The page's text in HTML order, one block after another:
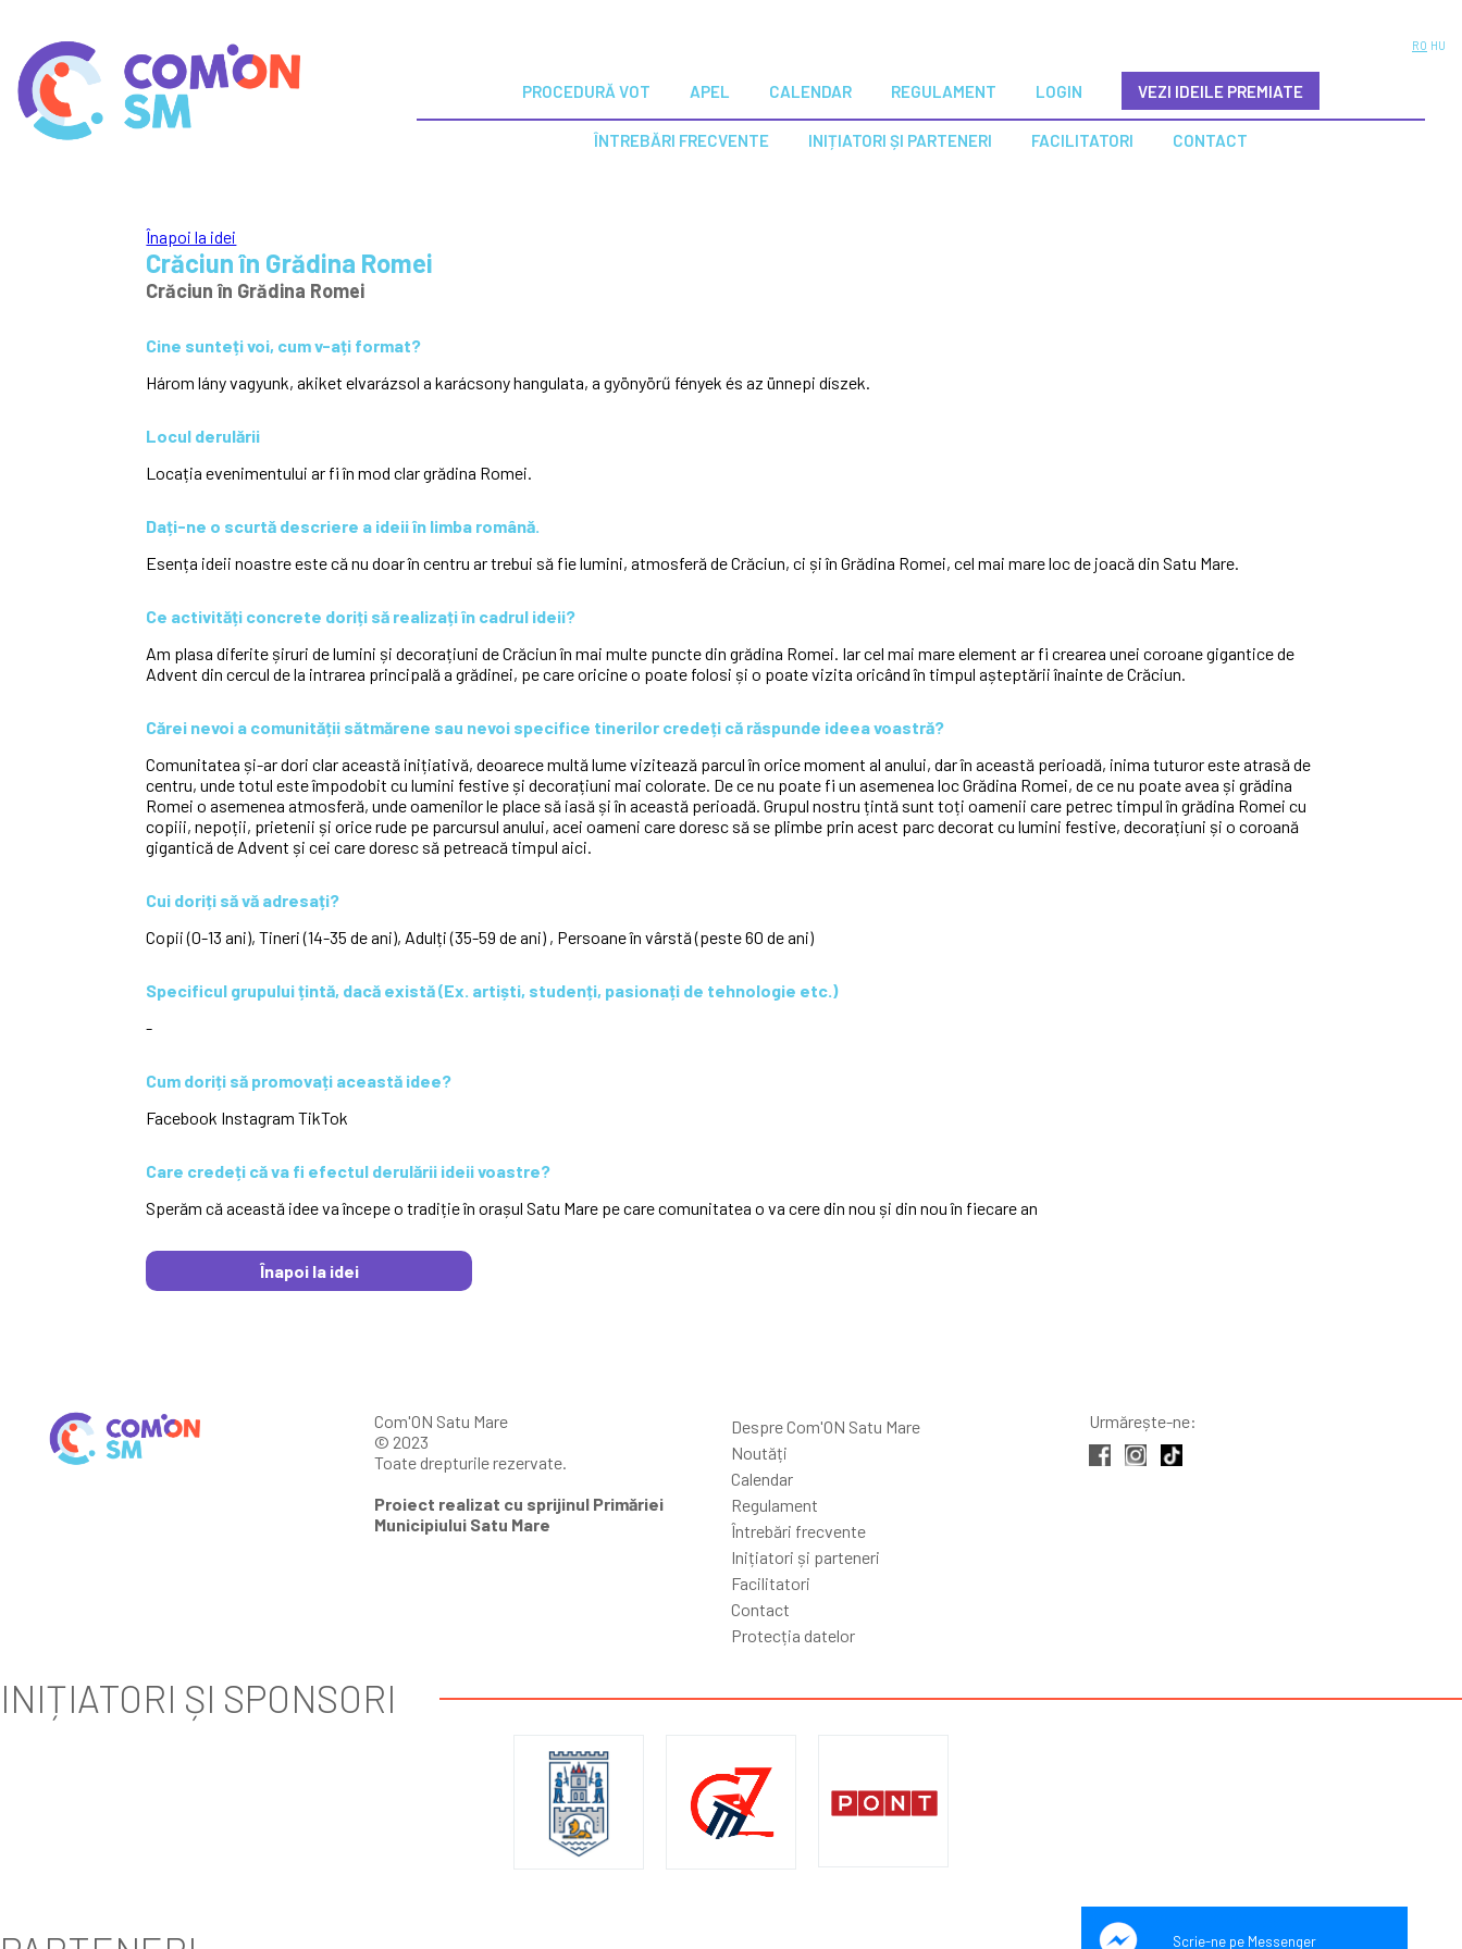
RO HU
PROCEDURĂ VOT APEL CALENDAR REGULAMENT LOGIN VEZI IDEILE PREMIATE
ÎNTREBĂRI FRECVENTE INIȚIATORI ȘI PARTENERI FACILITATORI CONTACT
Înapoi la idei
Crăciun în Grădina Romei
Crăciun în Grădina Romei
Cine sunteți voi, cum v-ați format?
Három lány vagyunk, akiket elvarázsol a karácsony hangulata, a gyönyörű fények és az ünnepi díszek.
Locul derulării
Locația evenimentului ar fi în mod clar grădina Romei.
Dați-ne o scurtă descriere a ideii în limba română.
Esența ideii noastre este că nu doar în centru ar trebui să fie lumini, atmosferă de Crăciun, ci și în Grădina Romei, cel mai mare loc de joacă din Satu Mare.
Ce activități concrete doriți să realizați în cadrul ideii?
Am plasa diferite șiruri de lumini și decorațiuni de Crăciun în mai multe puncte din grădina Romei. Iar cel mai mare element ar fi crearea unei coroane gigantice de
Advent din cercul de la intrarea principală a grădinei, pe care oricine o poate folosi și o poate vizita oricând în timpul așteptării înainte de Crăciun.
Cărei nevoi a comunității sătmărene sau nevoi specifice tinerilor credeți că răspunde ideea voastră?
Comunitatea și-ar dori clar această inițiativă, deoarece multă lume vizitează parcul în orice moment al anului, dar în această perioadă, inima tuturor este atrasă de
centru, unde totul este împodobit cu lumini festive și decorațiuni mai colorate. De ce nu poate fi un asemenea loc Grădina Romei, de ce nu poate avea și grădina
Romei o asemenea atmosferă, unde oamenilor le place să iasă și în această perioadă. Grupul nostru țintă sunt toți oamenii care petrec timpul în grădina Romei cu
copiii, nepoții, prietenii și orice rude pe parcursul anului, acei oameni care doresc să se plimbe prin acest parc decorat cu lumini festive, decorațiuni și o coroană
gigantică de Advent și cei care doresc să petreacă timpul aici.
Cui doriți să vă adresați?
Copii (0-13 ani), Tineri (14-35 de ani), Adulți (35-59 de ani) , Persoane în vârstă (peste 60 de ani)
Specificul grupului țintă, dacă există (Ex. artiști, studenți, pasionați de tehnologie etc.)
-
Cum doriți să promovați această idee?
Facebook Instagram TikTok
Care credeți că va fi efectul derulării ideii voastre?
Sperăm că această idee va începe o tradiție în orașul Satu Mare pe care comunitatea o va cere din nou și din nou în fiecare an
Înapoi la idei
Com'ON Satu Mare
© 2023
Toate drepturile rezervate.
Proiect realizat cu sprijinul Primăriei
Municipiului Satu Mare
Despre Com'ON Satu Mare
Noutăți
Calendar
Regulament
Întrebări frecvente
Inițiatori și parteneri
Facilitatori
Contact
Protecția datelor
Urmărește-ne:
INIȚIATORI ȘI SPONSORI
Scrie-ne pe Messenger